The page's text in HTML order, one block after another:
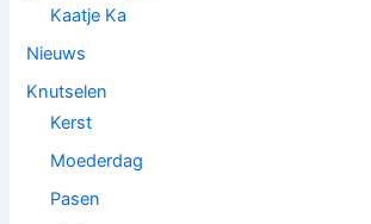
Kaatje Ka
Nieuws
Knutselen
Kerst
Moederdag
Pasen